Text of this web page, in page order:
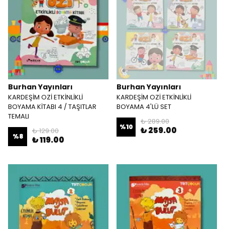
Burhan Yayınları
KARDEŞİM OZİ ETKİNLİKLİ
BOYAMA KİTABI 4 / TAŞITLAR
TEMALI
%8
₺ 129.00
₺ 119.00
Burhan Yayınları
KARDEŞİM OZİ ETKİNLİKLİ
BOYAMA 4'LÜ SET
%10
₺ 289.00
₺ 259.00